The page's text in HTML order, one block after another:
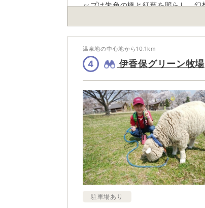
ップは朱色の橋と紅葉を照らし、幻
温泉地の中心地から10.1 km
4 伊香保グリーン牧場
駐車場あり